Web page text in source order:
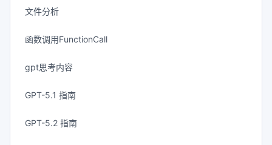
文件分析
函数调用FunctionCall
gpt思考内容
GPT-5.1 指南
GPT-5.2 指南